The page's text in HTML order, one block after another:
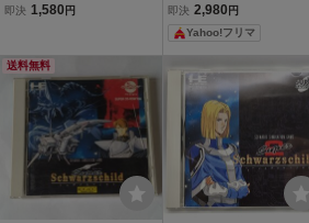
★ スーパー シュヴァルツ
ンジン SUPER CD-ROM2
即発送 PCE
即決 1,580 円
ROM2 スーパーシュヴァ
ルツシルト2
即決 2,980 円
Yahoo!フリマ
送料無料